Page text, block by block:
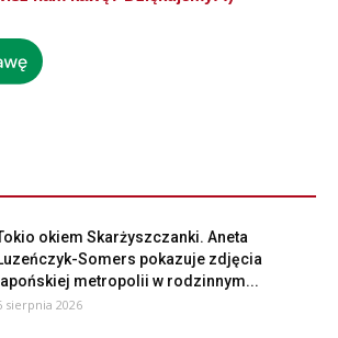
okiem Skarżyszczanki. Aneta
Somers pokazuje zdjęcia
metropolii w rodzinnym...
sierpnia 2026